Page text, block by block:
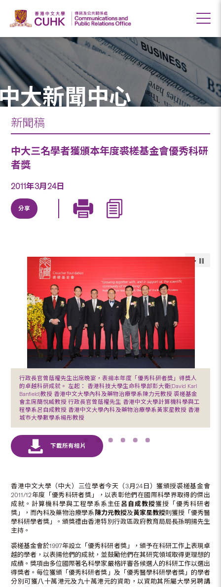
大新聞中心
新聞稿
中大三名學者獲頒本年度裘槎基金會優秀科研
者獎
2011年3月24日
分享
行政長官曾蔭權先生出席晚宴，表揚本年度「優秀科研者獎」得獎人
的卓越科研成就。 左起： 香港科技大學生命科學部彭大衛(David Karl
Banfield)教授 香港中文大學內科及藥物治療學系陳力元教授 裘槎基金
會主席簡悅威教授 行政長官曾蔭權先生 香港中文大學計算機科學與工
程學系呂自成教授 香港中文大學內科及藥物治療學系黃家星教授 香港
城巿大學數學系楊彤教授
香港中文大學（中大）三位學者今天（3月24日）獲頒授裘槎基金會
2011/12年度「優秀科研者獎」，以表彰他們在國際科學界取得的傑出
成就。計算機科學與工程學系系主任 呂自成教授獲授「優秀科研者
獎」，而內科及藥物治療學系 陳力元教授及黃家星教授則獲授「優秀醫
學科研學者獎」。頒獎禮由香港特別行政區政府教育局局長孫明揚先生
主持。
裘槎基金會於1997年設立「優秀科研者獎」，頒予在科研工作上表現卓
越的學者，以表揚他們的成就，並鼓勵他們在其研究領域取得更理想的
成績。獎項由多位國際著名科學家嚴格評審各候選人的科研工作以選出
得獎者。每位獲頒「優秀科研者獎」及「優秀醫學科研學者獎」的學者
分別可獲八十萬港元及九十萬港元的資助，以資助其所屬大學另聘講